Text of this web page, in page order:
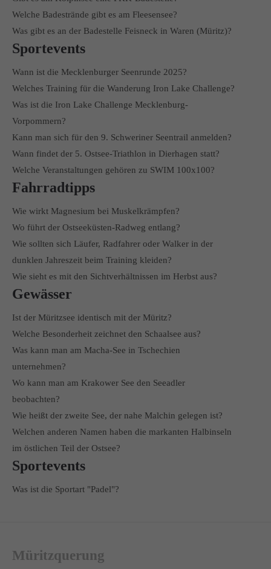
Welche Badestrände gibt es am Fleesensee?
Was gibt es an der Badestelle Feisneck in Waren (Müritz)?
Sportevents
Wann ist die Mecklenburger Seenrunde 2025?
Welches Training für die Wanderung Iron Lake Challenge?
Was ist die Iron Lake Challenge Mecklenburg-
Vorpommern?
Kann man sich für den 9. Schweriner Seentrail anmelden?
Wann findet der 5. Ostsee-Triathlon in Dierhagen statt?
Welche Veranstaltungen gehören zu SWIM 100x100?
Fahrradtipps
Wie wirkt Magnesium bei Muskelkrämpfen?
Wo führt der Ostseeküsten-Radweg entlang?
Wie sollten sich Läufer, Radfahrer oder Walker in der
dunklen Jahreszeit beim Training kleiden?
Wie sieht es mit den Sichtverhältnissen im Herbst aus?
Gewässer
Ist der Müritzsee identisch mit der Müritz?
Welche Besonderheit zeichnet den Schaalsee aus?
Was kann man am Macha-See in Tschechien
unternehmen?
Wo kann man am Krakower See den Seeadler
beobachten?
Wie heißt der zweite See, der nahe Malchin gelegen ist?
Welchen anderen Namen haben die markanten Halbinseln
im östlichen Teil der Ostsee?
Sportevents
Was ist die Sportart "Padel"?
Müritzquerung